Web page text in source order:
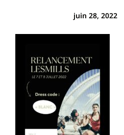
juin 28, 2022